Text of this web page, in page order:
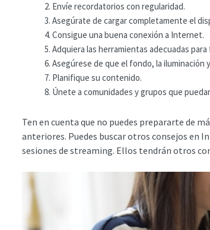
Envíe recordatorios con regularidad.
Asegúrate de cargar completamente el
Consigue una buena conexión a Internet.
Adquiera las herramientas adecuadas
Asegúrese de que el fondo, la
Planifique su contenido.
Únete a comunidades y grupos que
Ten en cuenta que no puedes prepararte de
anteriores. Puedes buscar otros consejos en
sesiones de streaming. Ellos tendrán otros